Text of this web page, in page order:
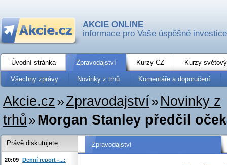
AKCIE ONLINE
informace pro Vaše úspěšné investice
Úvodní stránka Zpravodajství Kurzy CZ Kurzy
Všechny zprávy Novinky z trhů Komentáře a doporučení
Akcie.cz»Zpravodajství» Novinky z
trhů»Morgan Stanley předčil
Zpravodajství
Právě diskutujete
20:09 Denní report -...: